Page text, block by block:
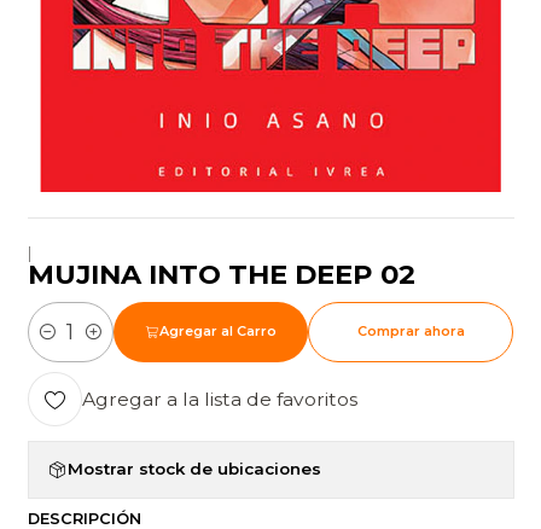
|
MUJINA INTO THE DEEP 02
Cantidad
Agregar al Carro Comprar ahora
Agregar a la lista de favoritos
Mostrar stock de ubicaciones
DESCRIPCIÓN